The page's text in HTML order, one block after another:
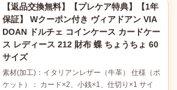
【返品交換無料】【プレケア特典】【1年
保証】 Wクーポン付き ヴィアドアン VIA
DOAN ドルチェ コインケース カードケー
ス レディース 212 財布 蝶 ちょうちょ 60
サイズ
素材(加工)：イタリアンレザー（牛革） 仕様（ポ
ケット）： カード×2、小銭×1、仕切り×1 サイ